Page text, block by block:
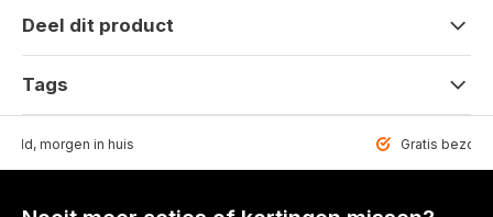
Deel dit product
Tags
morgen in huis Gratis